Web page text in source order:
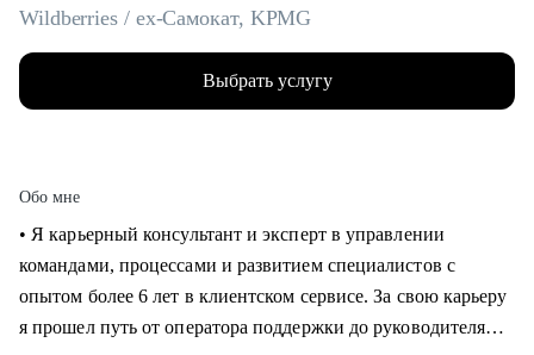
Wildberries / ex-Самокат, KPMG
Выбрать услугу
Обо мне
• Я карьерный консультант и эксперт в управлении
командами, процессами и развитием специалистов с
опытом более 6 лет в клиентском сервисе. За свою карьеру
я прошел путь от оператора поддержки до руководителя